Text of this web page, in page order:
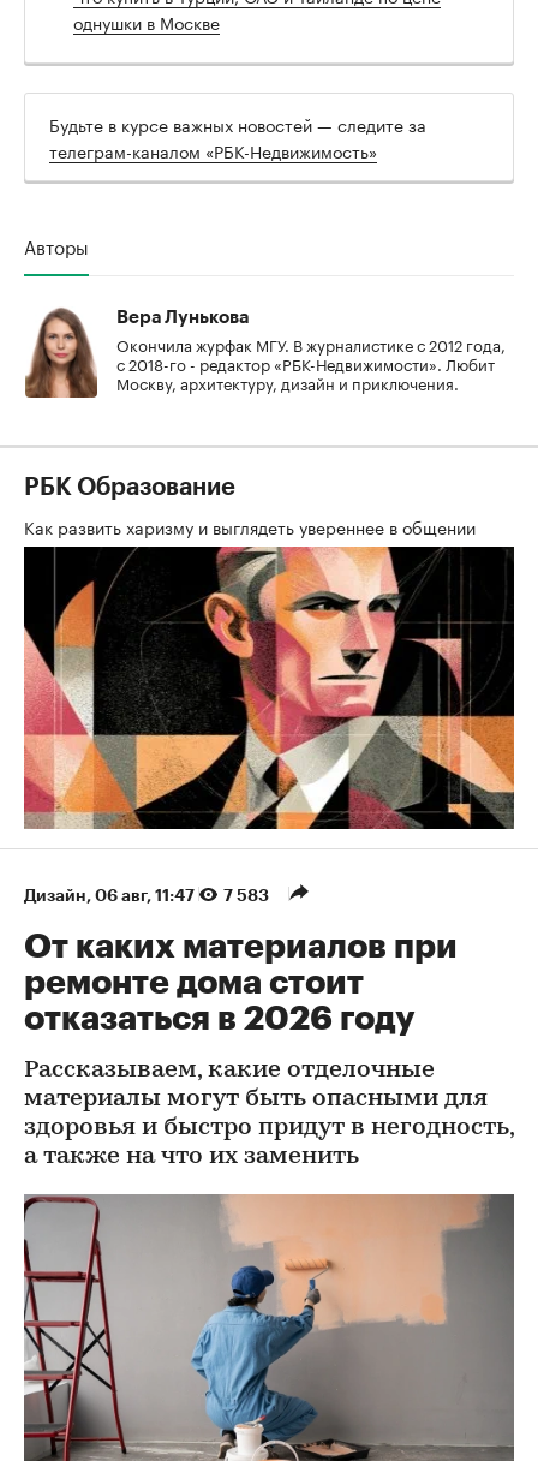
однушки в Москве
Будьте в курсе важных новостей — следите за
телеграм-каналом «РБК-Недвижимость»
Авторы
Вера Лунькова
Окончила журфак МГУ. В журналистике с 2012 года,
с 2018-го - редактор «РБК-Недвижимости». Любит
Москву, архитектуру, дизайн и приключения.
РБК Образование
Как развить харизму и выглядеть увереннее в общении
Дизайн 06 авг, 11:47 7 583
От каких материалов при
ремонте дома стоит
отказаться в 2026 году
Рассказываем, какие отделочные
материалы могут быть опасными для
здоровья и быстро придут в негодность,
а также на что их заменить